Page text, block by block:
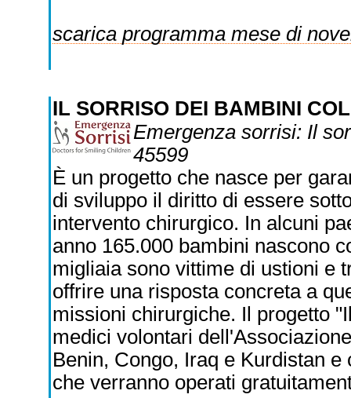
scarica programma mese di
IL SORRISO DEI BAMBINI
Emergenza sorrisi: Il
45599
È un progetto che nasce per
di sviluppo il diritto di essere
intervento chirurgico. In alcuni
anno 165.000 bambini nascono
migliaia sono vittime di ustioni e
offrire una risposta concreta a
missioni chirurgiche. Il progetto
medici volontari
Benin, Congo, Iraq e Kurdistan
che verranno operati